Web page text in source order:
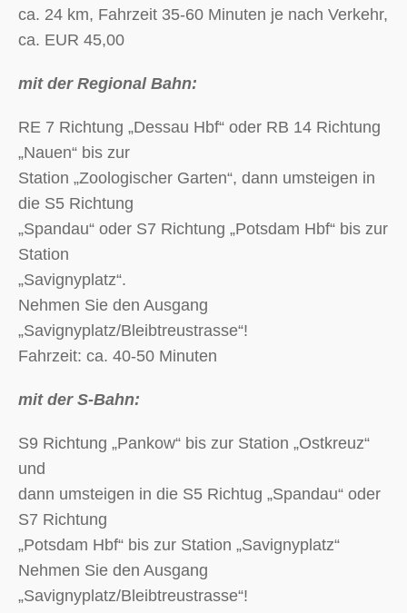
ca. 24 km, Fahrzeit 35-60 Minuten je nach Verkehr,
ca. EUR 45,00
mit der Regional Bahn:
RE 7 Richtung „Dessau Hbf“ oder RB 14 Richtung
„Nauen“ bis zur
Station „Zoologischer Garten“, dann umsteigen in
die S5 Richtung
„Spandau“ oder S7 Richtung „Potsdam Hbf“ bis zur
Station
„Savignyplatz“.
Nehmen Sie den Ausgang
„Savignyplatz/Bleibtreustrasse“!
Fahrzeit: ca. 40-50 Minuten
mit der S-Bahn:
S9 Richtung „Pankow“ bis zur Station „Ostkreuz“
und
dann umsteigen in die S5 Richtug „Spandau“ oder
S7 Richtung
„Potsdam Hbf“ bis zur Station „Savignyplatz“
Nehmen Sie den Ausgang
„Savignyplatz/Bleibtreustrasse“!